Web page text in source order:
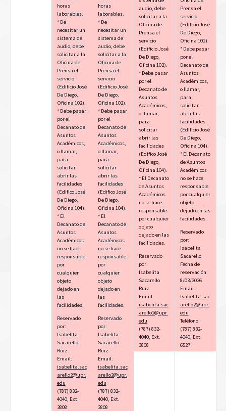
horas
laborables.
* De
necesitar un
sistema de
audio, debe
solicitar a la
Oficina de
Prensa el
servicio
(Edificio José
De Diego,
Oficina 102).
* Debe pasar
por el
Decanato de
Asuntos
Académicos,
o llamar,
para
solicitar
abrir las
facilidades
(Edifico José
De Diego,
Oficina 104).
* El
Decanato de
Asuntos
Académicos
no se hace
responsable
por
cualquier
objeto
dejado en
las
facilidades.
Reservado
por:
Isabelita
Sacarello
Ruiz
Email:
isabelita.sac
arello2@upr.
edu
(787) 832-
4040, Ext.
3808
horas
laborables.
* De
necesitar un
sistema de
audio, debe
solicitar a la
Oficina de
Prensa el
servicio
(Edificio José
De Diego,
Oficina 102).
* Debe pasar
por el
Decanato de
Asuntos
Académicos,
o llamar,
para
solicitar
abrir las
facilidades
(Edifico José
De Diego,
Oficina 104).
* El
Decanato de
Asuntos
Académicos
no se hace
responsable
por
cualquier
objeto
dejado en
las
facilidades.
Reservado
por:
Isabelita
Sacarello
Ruiz
Email:
isabelita.sac
arello2@upr.
edu
(787) 832-
4040, Ext.
3808
audio, debe
solicitar a la
Oficina de
Prensa el
servicio
(Edificio José
De Diego,
Oficina 102).
* Debe pasar
por el
Decanato de
Asuntos
Académicos,
o llamar,
para
solicitar
abrir las
facilidades
(Edifico José
De Diego,
Oficina 104).
* El Decanato
de Asuntos
Académicos
no se hace
responsable
por cualquier
objeto
dejado en las
facilidades.
Reservado
por:
Isabelita
Sacarello
Ruiz
Email:
isabelita.sac
arello2@upr.
edu
(787) 832-
4040, Ext.
3808
Prensa el
servicio
(Edificio José
De Diego,
Oficina 102).
* Debe pasar
por el
Decanato de
Asuntos
Académicos,
o llamar,
para
solicitar
abrir las
facilidades
(Edificio José
De Diego,
Oficina 104).
* El Decanato
de Asuntos
Académicos
no se hace
responsable
por cualquier
objeto
dejado en las
facilidades.
Reservado
por:
Isabelita
Sacarello
Fecha de
reservación:
8/03/2026
Email:
Isabelita.sac
arello2@upr.
edu
Teléfono:
(787) 832-
4040, Ext.
6527